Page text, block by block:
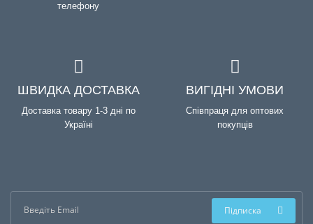
телефону
ШВИДКА ДОСТАВКА
Доставка товару 1-3 дні по
Україні
ВИГІДНІ УМОВИ
Співпраця для оптових
покупців
Підписка